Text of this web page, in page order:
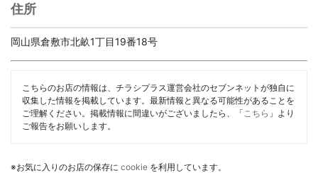
住所
岡山県倉敷市北畝1丁目19番18号
こちらのお店の情報は、チラシプラス運営会社のセブンネットが独自に
収集した情報を掲載しています。最新情報と異なる可能性があることを
ご理解ください。掲載情報に間違いがございましたら、「 こちら 」より
ご報告をお願いします。
※お気に入りのお店の保存に cookie を利用しています。